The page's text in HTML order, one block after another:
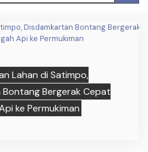
Lahan di Satimpo,
Bergerak Cepat
ke Permukiman